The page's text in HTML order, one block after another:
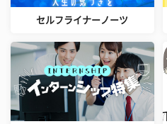
セルフライナーノーツ